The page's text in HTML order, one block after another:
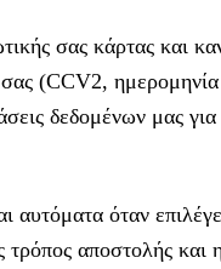
σας κάρτας και
σας (CCV2,
δεδομένων μας
αυτόματα όταν
αποστολής και